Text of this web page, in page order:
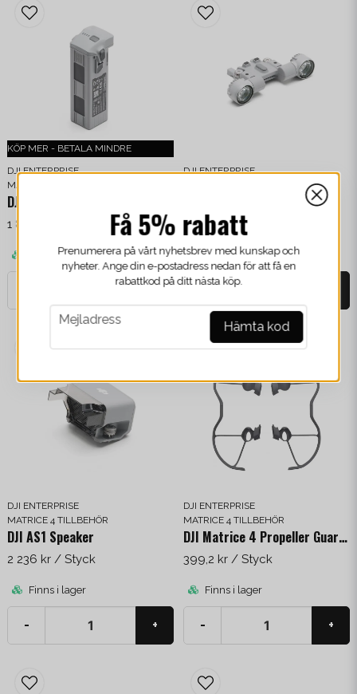
KÖP MER - BETALA MINDRE
DJI ENTERPRISE
MATRICE 4 TILLBEHÖR
DJI Matrice 4 Battery
1 888 kr
Finns i lager
+
DJI ENTERPRISE
2 956 kr / Styck
Finns i lager
-
DJI ENTERPRISE
MATRICE 4 TILLBEHÖR
DJI AS1 Speaker
2 236 kr / Styck
Finns i lager
- +
DJI ENTERPRISE
MATRICE 4 TILLBEHÖR
DJI Matrice 4 Propeller Guards
399,2 kr / Styck
Finns i lager
- +
Få 5% rabatt
Prenumerera på vårt nyhetsbrev med kunskap och
nyheter. Ange din e-postadress nedan för att få en
rabattkod på ditt nästa köp.
email
Mejladress Hämta kod